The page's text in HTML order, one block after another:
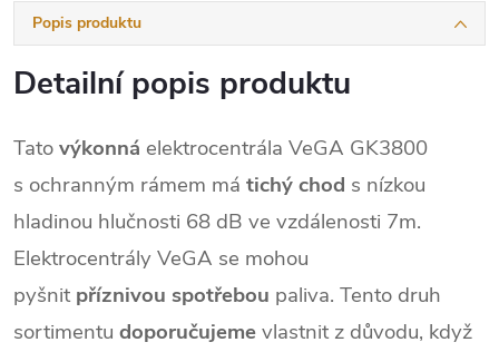
Popis produktu
Detailní popis produktu
Tatovýkonná elektrocentrála VeGA GK3800
s ochranným rámem má tichýchod s nízkou
hladinou hlučnosti 68 dB ve vzdálenosti 7m.
Elektrocentrály VeGA se mohou
pyšnitpříznivou spotřebou paliva. Tento druh
sortimentu doporučujemevlastnit z důvodu, když